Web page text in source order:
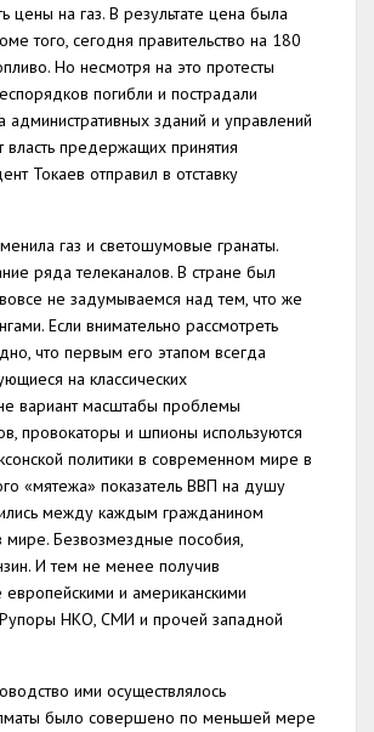
цены на газ. В результате цена была
того, сегодня правительство на 180
Но несмотря на это протесты
погибли и пострадали
зданий и управлений
предержащих принятия
Токаев отправил в отставку
газ и светошумовые гранаты.
ряда телеканалов. В стране был
не задумываемся над тем, что же
Если внимательно рассмотреть
что первым его этапом всегда
на классических
вариант масштабы проблемы
провокаторы и шпионы используются
политики в современном мире в
«мятежа» показатель ВВП на душу
между каждым гражданином
мире. Безвозмездные пособия,
И тем не менее получив
и американскими
НКО, СМИ и прочей западной
ими осуществлялось
было совершено по меньшей мере